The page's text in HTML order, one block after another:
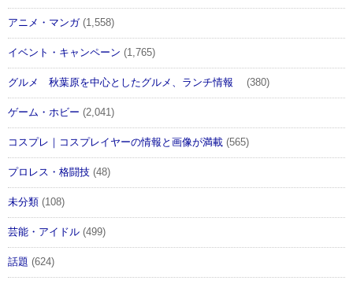
アニメ・マンガ(1,558)
イベント・キャンペーン (1,765)
グルメ 秋葉原を中心としたグルメ、ランチ情報 (380)
ゲーム・ホビー (2,041)
コスプレ｜コスプレイヤーの情報と画像が満載 (565)
プロレス・格闘技 (48)
未分類 (108)
芸能・アイドル (499)
話題 (624)